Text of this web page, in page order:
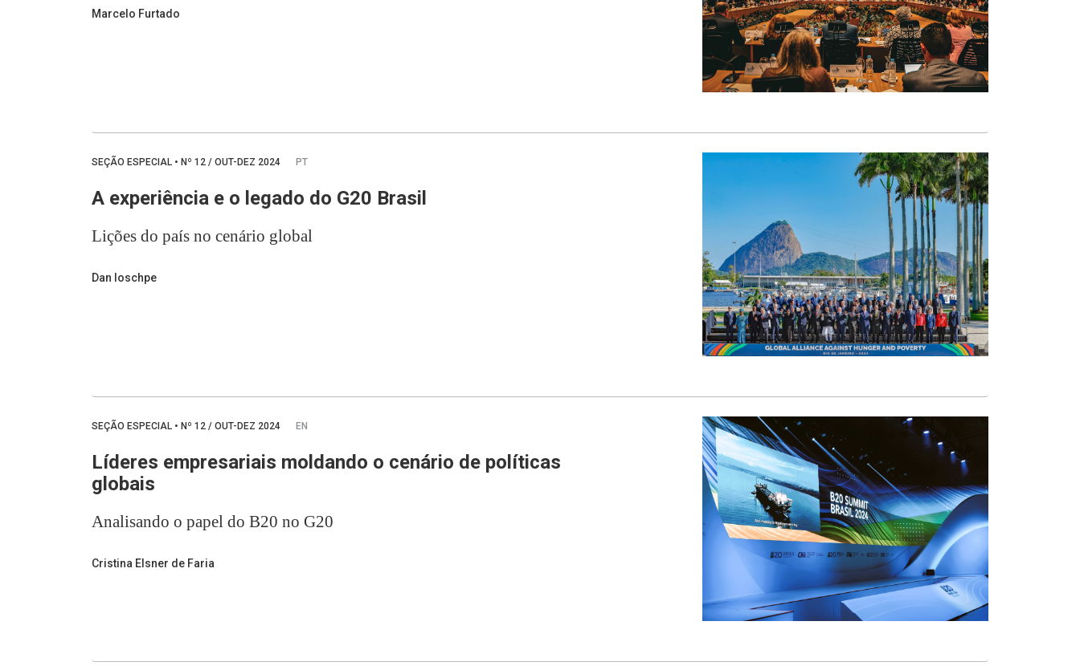
Marcelo Furtado
SEÇÃO ESPECIAL • Nº 12 / OUT-DEZ 2024 PT
A experiência e o legado do G20 Brasil
Lições do país no cenário global
Dan Ioschpe
SEÇÃO ESPECIAL • Nº 12 / OUT-DEZ 2024 EN
Líderes empresariais moldando o cenário de políticas
globais
Analisando o papel do B20 no G20
Cristina Elsner de Faria